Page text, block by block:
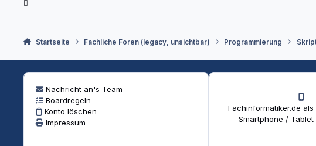
Startseite Fachliche Foren (legacy, unsichtbar) Programmierung
Nachricht an's Team
Boardregeln
Konto löschen
Impressum
Fachinformatiker.de als
Smartphone / Tablet